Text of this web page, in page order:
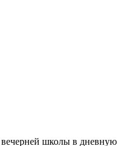
школы в